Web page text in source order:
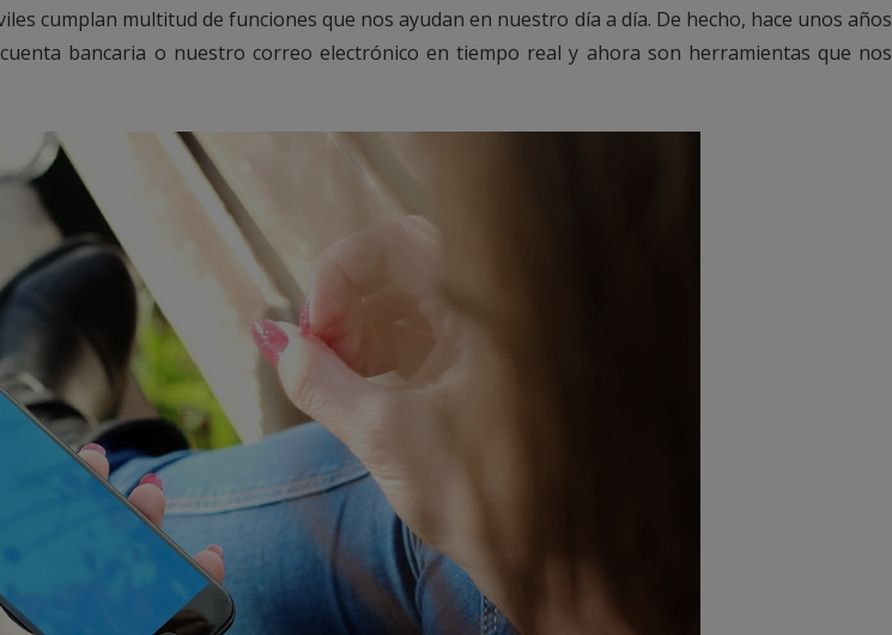
cumplan multitud de funciones que nos ayudan en nuestro día a día. De hecho, hace unos años
bancaria o nuestro correo electrónico en tiempo real y ahora son herramientas que nos